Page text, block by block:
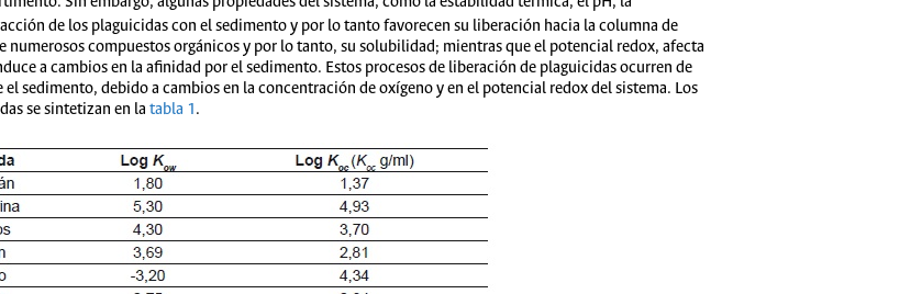
de los plaguicidas con el sedimento y por lo tanto favorecen su liberación hacia la columna de
numerosos compuestos orgánicos y por lo tanto, su solubilidad; mientras que el potencial redox, afecta
a cambios en la afinidad por el sedimento. Estos procesos de liberación de plaguicidas ocurren de
sedimento, debido a cambios en la concentración de oxígeno y en el potencial redox del sistema. Los
se sintetizan en la tabla 1.